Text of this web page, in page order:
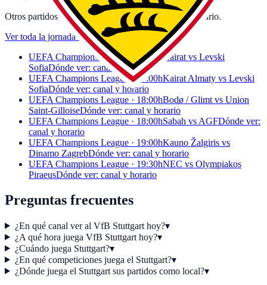
Otros partidos de fútbol de la jornada con canal y horario.
Ver toda la jornada →
UEFA Champions League · 17:00hKairat vs Levski
SofiaDónde ver: canal y horario
UEFA Champions League · 17:00hKairat Almaty vs Levski
SofiaDónde ver: canal y horario
UEFA Champions League · 18:00hBodø / Glimt vs Union
Saint-GilloiseDónde ver: canal y horario
UEFA Champions League · 18:00hSabah vs AGFDónde ver:
canal y horario
UEFA Champions League · 19:00hKauno Žalgiris vs
Dinamo ZagrebDónde ver: canal y horario
UEFA Champions League · 19:30hNEC vs Olympiakos
PiraeusDónde ver: canal y horario
Preguntas frecuentes
¿En qué canal ver al VfB Stuttgart hoy?▾
¿A qué hora juega VfB Stuttgart hoy?▾
¿Cuándo juega Stuttgart?▾
¿En qué competiciones juega el Stuttgart?▾
¿Dónde juega el Stuttgart sus partidos como local?▾